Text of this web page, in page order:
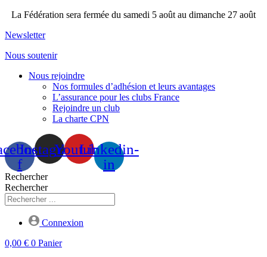
Aller
contenu
La Fédération sera fermée du samedi 5 août au dimanche 27 août
Newsletter
Nous soutenir
Nous rejoindre
Nos formules d’adhésion et leurs avantages
L’assurance pour les clubs France
Rejoindre un club
La charte CPN
f
InstagramYoutubeLinkedin-
in
Rechercher
Rechercher
Connexion
0,00 € 0 Panier